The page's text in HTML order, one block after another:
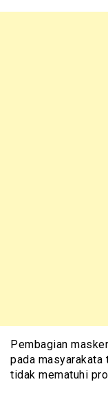
Pembagian
pada masyarakata
tidak mematuhi